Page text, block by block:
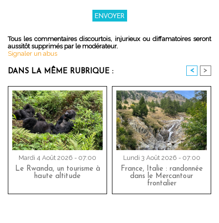
Tous les commentaires discourtois, injurieux ou diffamatoires seront
aussitôt supprimés par le modérateur.
Signaler un abus
DANS LA MÊME RUBRIQUE : < >
Mardi 4 Août 2026 - 07:00
Le Rwanda, un tourisme à
haute altitude
Lundi 3 Août 2026 - 07:00
France, Italie : randonnée
dans le Mercantour
frontalier